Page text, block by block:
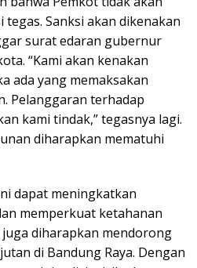
Sanksi akan dikenakan
surat edaran gubernur
“Kami akan kenakan
ada yang memaksakan
Pelanggaran terhadap
kami tindak,” tegasnya lagi.
diharapkan mematuhi
dapat meningkatkan
memperkuat ketahanan
diharapkan mendorong
di Bandung Raya. Dengan